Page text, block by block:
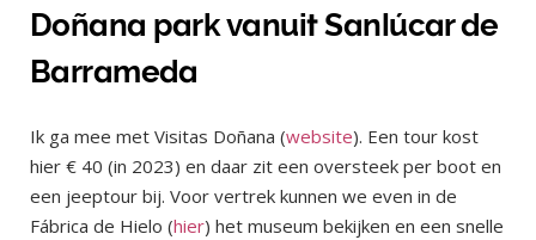
Doñana park vanuit Sanlúcar de
Barrameda
Ik ga mee met Visitas Doñana (website). Een tour kost
hier € 40 (in 2023) en daar zit een oversteek per boot en
een jeeptour bij. Voor vertrek kunnen we even in de
Fábrica de Hielo (hier) het museum bekijken en een snelle